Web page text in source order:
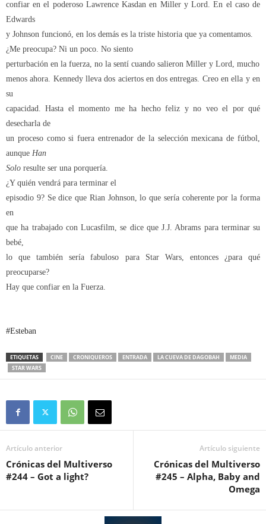
confiar en el poderoso Lawrence Kasdan en Miller y Lord. En el caso de
Edwards
y Johnson funcionó, en los demás es la triste historia que ya comentamos.
¿Me preocupa? Ni un poco. No siento
perturbación en la fuerza, no la sentí cuando salieron Miller y Lord, mucho
menos ahora. Kennedy lleva dos aciertos en dos entregas. Creo en ella y en
su
capacidad. Hasta el momento me ha hecho feliz y no veo el por qué
desecharla de
un proceso como si fuera entrenador de la selección mexicana de fútbol,
aunque Han
Solo resulte ser una porquería.
¿Y quién vendrá para terminar el
episodio 9? Se dice que Rian Johnson, lo que sería coherente por la forma
en
que ha trabajado con Lucasfilm, se dice que J.J. Abrams para terminar su
bebé,
lo que también sería fabuloso para Star Wars, entonces ¿para qué
preocuparse?
Hay que confiar en la Fuerza.
#Esteban
ETIQUETAS CINE CRONIQUEROS ENTRADA LA CUEVA DE DAGOBAH
MEDIA
STAR WARS
Artículo anterior
Crónicas del Multiverso
#244 – Got a light?
Artículo siguiente
Crónicas del Multiverso
#245 – Alpha, Baby and
Omega